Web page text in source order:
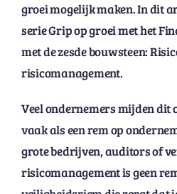
groei mogelijk maken. In dit
serie Grip op groei met het
met de zesde bouwsteen:
risicomanagement.
Veel ondernemers mijden dit
vaak als een rem op
grote bedrijven, auditors of
risicomanagement is geen